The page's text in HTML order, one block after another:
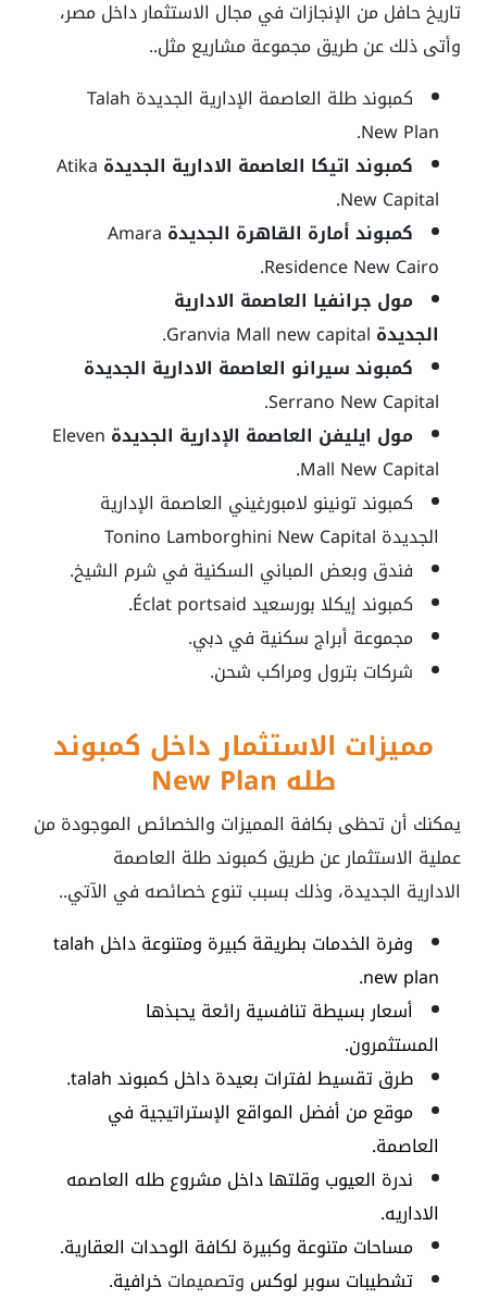
تاريخ حافل من الإنجازات في مجال الاستثمار داخل مصر،
وأتى ذلك عن طريق مجموعة مشاريع مثل..
كمبوند طلة العاصمة الإدارية الجديدة Talah
New Plan.
كمبوند اتيكا العاصمة الادارية الجديدة Atika
New Capital.
كمبوند أمارة القاهرة الجديدة Amara
Residence New Cairo.
مول جرانفيا العاصمة الادارية
الجديدة
كمبوند سيرانو العاصمة الادارية الجديدة
Serrano New Capital.
مول ايليفن العاصمة الإدارية الجديدة Eleven
Mall New Capital.
كمبوند تونينو لامبورغيني العاصمة الإدارية
الجديدة Tonino Lamborghini New Capital
فندق وبعض المباني السكنية في شرم الشيخ.
كمبوند إيكلا بورسعيد Éclat portsaid.
مجموعة أبراج سكنية في دبي.
شركات بترول ومراكب شحن.
مميزات الاستثمار داخل كمبوند
طله New Plan
يمكنك أن تحظى بكافة المميزات والخصائص الموجودة من
عملية الاستثمار عن طريق كمبوند طلة العاصمة
الادارية الجديدة، وذلك بسبب تنوع خصائصه في الآتي..
وفرة الخدمات بطريقة كبيرة ومتنوعة داخل talah
new plan
.
أسعار بسيطة تنافسية رائعة يحبذها
المستثمرون.
طرق تقسيط لفترات بعيدة داخل كمبوند talah
.
موقع من أفضل المواقع الإستراتيجية في
العاصمة.
ندرة العيوب وقلتها داخلمشروع طله العاصمه
الاداريه.
مساحات متنوعة وكبيرة لكافة الوحدات العقارية.
تشطيبات سوبر لوكس وتصميماتخرافية.